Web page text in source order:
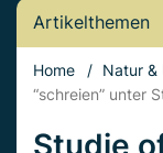
Artikelthemen
Home / Natur &
“schreien” unter
Studie